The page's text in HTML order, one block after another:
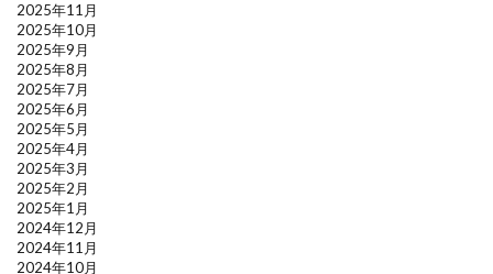
2025年11月
2025年10月
2025年9月
2025年8月
2025年7月
2025年6月
2025年5月
2025年4月
2025年3月
2025年2月
2025年1月
2024年12月
2024年11月
2024年10月